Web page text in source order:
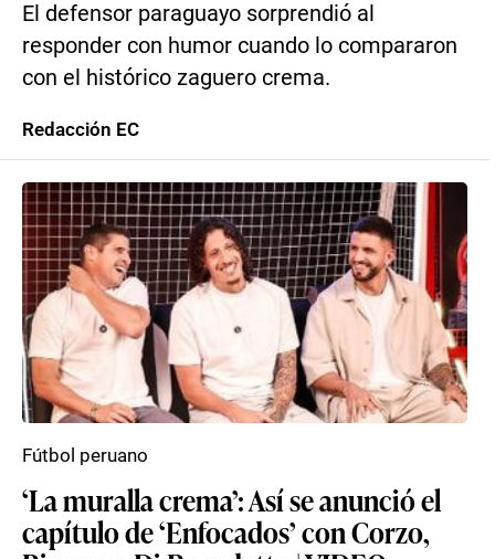
El defensor paraguayo sorprendió al
responder con humor cuando lo compararon
con el histórico zaguero crema.
Redacción EC
‘La muralla crema’: Así se anunció el
capítulo de ‘Enfocados’ con Corzo,
Fútbol peruano